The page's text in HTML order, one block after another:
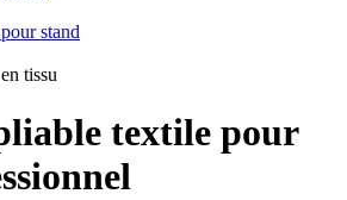
stand​
tissu
textile pour